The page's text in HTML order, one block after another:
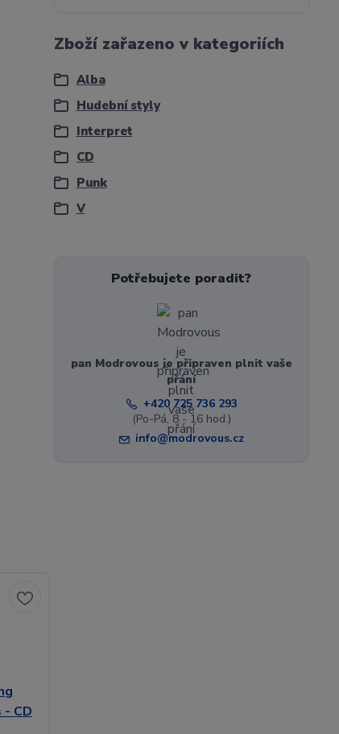
Zboží zařazeno v kategoriích
Alba
Hudební styly
Interpret
CD
Punk
V
Potřebujete poradit?
pan Modrovous je připraven plnit vaše
přání
+420 725 736 293
(Po-Pá, 8 - 16 hod.)
info@modrovous.cz